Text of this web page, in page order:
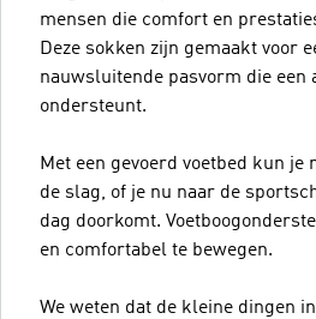
mensen die comfort en
Deze sokken zijn gemaakt voor
nauwsluitende pasvorm die een
ondersteunt.
Met een gevoerd voetbed kun je
de slag, of je nu naar de
dag doorkomt.
en comfortabel te bewegen.
We weten dat de kleine dingen